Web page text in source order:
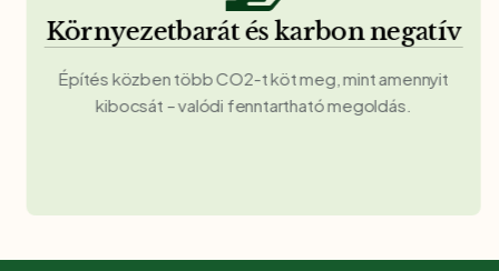
Környezetbarát és karbon negatív
Építés közben több CO2-t köt meg, mint amennyit
kibocsát – valódi fenntartható megoldás.